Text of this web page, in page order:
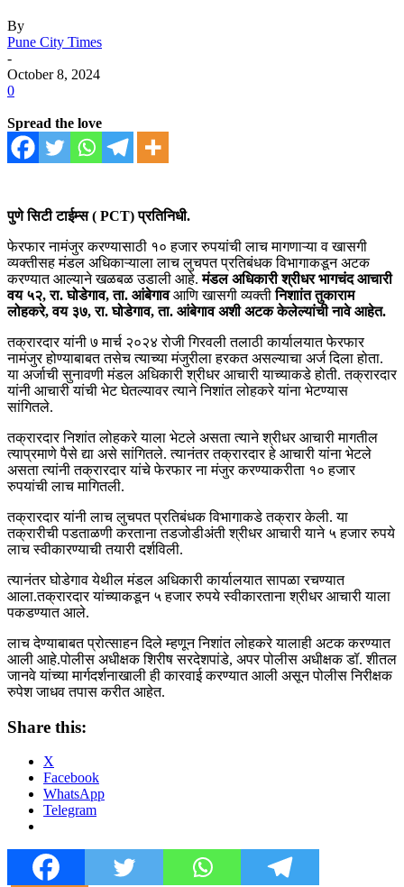
By
Pune City Times
-
October 8, 2024
0
Spread the love
पुणे सिटी टाईम्स ( PCT) प्रतिनिधी.
फेरफार नामंजुर करण्यासाठी १० हजार रुपयांची लाच मागणाऱ्या व खासगी
व्यक्तीसह मंडल अधिकाऱ्याला लाच लुचपत प्रतिबंधक विभागाकडून अटक
करण्यात आल्याने खळबळ उडाली आहे.मंडल अधिकारी श्रीधर भागचंद आचारी
वय ५२, रा. घोडेगाव, ता. आंबेगावआणि खासगी व्यक्तीनिशाांत तुकाराम
लोहकरे, वय ३७, रा. घोडेगाव, ता. आंबेगाव अशी अटक केलेल्यांची नावे आहेत.
तक्रारदार यांनी ७ मार्च २०२४ रोजी गिरवली तलाठी कार्यालयात फेरफार
नामंजुर होण्याबाबत तसेच त्याच्या मंजुरीला हरकत असल्याचा अर्ज दिला होता.
या अर्जाची सुनावणी मंडल अधिकारी श्रीधर आचारी याच्याकडे होती. तक्रारदार
यांनी आचारी यांची भेट घेतल्यावर त्याने निशांत लोहकरे यांना भेटण्यास
सांगितले.
तक्रारदार निशांत लोहकरे याला भेटले असता त्याने श्रीधर आचारी मागतील
त्याप्रमाणे पैसे द्या असे सांगितले. त्यानंतर तक्रारदार हे आचारी यांना भेटले
असता त्यांनी तक्रारदार यांचे फेरफार ना मंजुर करण्याकरीता १० हजार
रुपयांची लाच मागितली.
तक्रारदार यांनी लाच लुचपत प्रतिबंधक विभागाकडे तक्रार केली. या
तक्रारीची पडताळणी करताना तडजोडीअंती श्रीधर आचारी याने ५ हजार रुपये
लाच स्वीकारण्याची तयारी दर्शविली.
त्यानंतर घोडेगाव येथील मंडल अधिकारी कार्यालयात सापळा रचण्यात
आला.तक्रारदार यांच्याकडून ५ हजार रुपये स्वीकारताना श्रीधर आचारी याला
पकडण्यात आले.
लाच देण्याबाबत प्रोत्साहन दिले म्हणून निशांत लोहकरे यालाही अटक करण्यात
आली आहे.पोलीस अधीक्षक शिरीष सरदेशपांडे, अपर पोलीस अधीक्षक डॉ. शीतल
जानवे यांच्या मार्गदर्शनाखाली ही कारवाई करण्यात आली असून पोलीस निरीक्षक
रुपेश जाधव तपास करीत आहेत.
Share this:
X
Facebook
WhatsApp
Telegram